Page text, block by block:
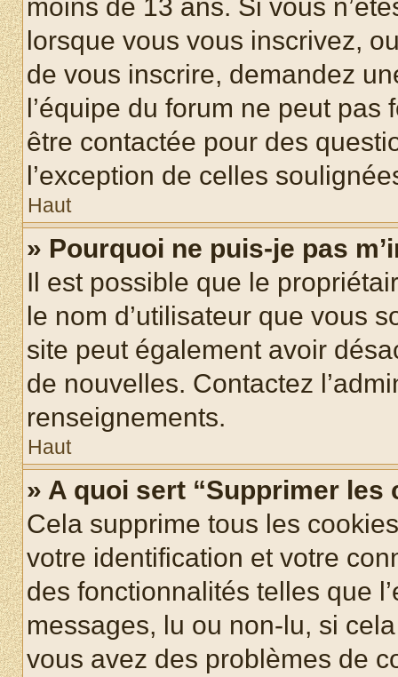
moins de 13 ans. Si vous
lorsque vous vous inscrivez,
de vous inscrire, demandez
l’équipe du forum ne peut
être contactée pour des
l’exception de celles
Haut
» Pourquoi ne puis-je pas
Il est possible que le
le nom d’utilisateur que vous
site peut également avoir
de nouvelles. Contactez
renseignements.
Haut
» A quoi sert “Supprimer les
Cela supprime tous les
votre identification et votre
des fonctionnalités telles que
messages, lu ou non-lu, si
vous avez des problèmes de